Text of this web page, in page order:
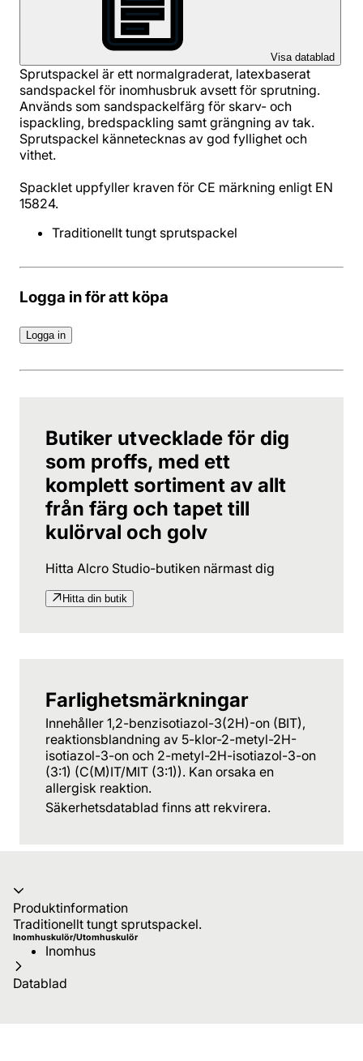
Visa datablad
Sprutspackel är ett normalgraderat, latexbaserat
sandspackel för inomhusbruk avsett för sprutning.
Används som sandspackelfärg för skarv- och
ispackling, bredspackling samt grängning av tak.
Sprutspackel kännetecknas av god fyllighet och
vithet.
Spacklet uppfyller kraven för CE märkning enligt EN
15824.
Traditionellt tungt sprutspackel
Logga in för att köpa
Logga in
Butiker utvecklade för dig
som proffs, med ett
komplett sortiment av allt
från färg och tapet till
kulörval och golv
Hitta Alcro Studio-butiken närmast dig
Hitta din butik
Farlighetsmärkningar
Innehåller 1,2-benzisotiazol-3(2H)-on (BIT),
reaktionsblandning av 5-klor-2-metyl-2H-
isotiazol-3-on och 2-metyl-2H-isotiazol-3-on
(3:1) (C(M)IT/MIT (3:1)). Kan orsaka en
allergisk reaktion.
Säkerhetsdatablad finns att rekvirera.
Produktinformation
Traditionellt tungt sprutspackel.
Inomhuskulör/Utomhuskulör
Inomhus
Datablad